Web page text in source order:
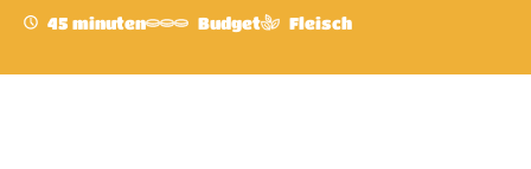
45 minuten Budget Fleisch